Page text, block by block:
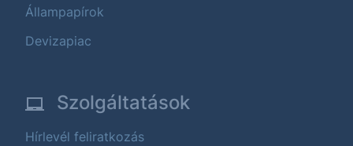
Állampapírok
Devizapiac
Szolgáltatások
Hírlevél feliratkozás